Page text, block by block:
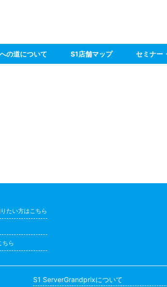
の道について S1店舗マップ セミナー
たい方はこちら
ちら
S1 ServerGrandprixについて